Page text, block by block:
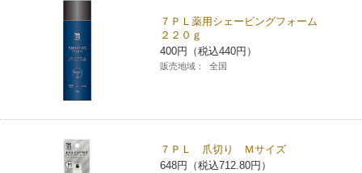
７ＰＬ薬用シェービングフォーム
２２０ｇ
400円（税込440円）
販売地域： 全国
７ＰＬ 爪切り Ｍサイズ
648円（税込712.80円）